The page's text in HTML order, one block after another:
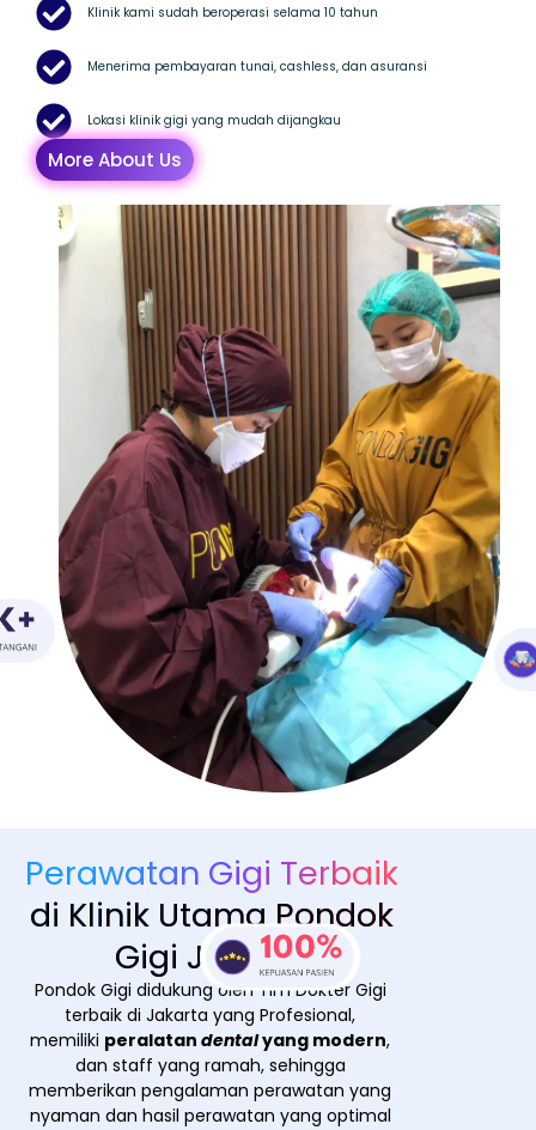
Klinik kami sudah beroperasi selama 10 tahun
Menerima pembayaran tunai, cashless, dan asuransi
Lokasi klinik gigi yang mudah dijangkau
More About Us
Perawatan Gigi Terbaik
di Klinik Utama Pondok
Gigi Jakarta
Pondok Gigi didukung oleh Tim Dokter Gigi
terbaik di Jakarta yang Profesional,
memiliki peralatandentalyang modern,
dan staff yang ramah, sehingga
memberikan pengalaman perawatan yang
nyaman dan hasil perawatan yang optimal